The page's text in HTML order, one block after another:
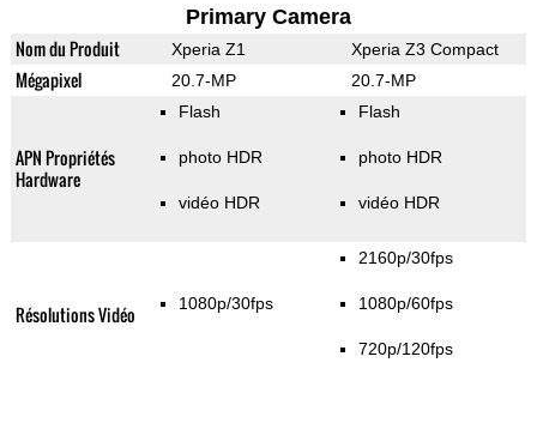
Primary Camera
Nom du Produit Xperia Z1 Xperia Z3 Compact
Mégapixel 20.7-MP 20.7-MP
APN Propriétés
Hardware
Flash
photo HDR
vidéo HDR
Flash
photo HDR
vidéo HDR
Résolutions Vidéo 1080p/30fps
2160p/30fps
1080p/60fps
720p/120fps